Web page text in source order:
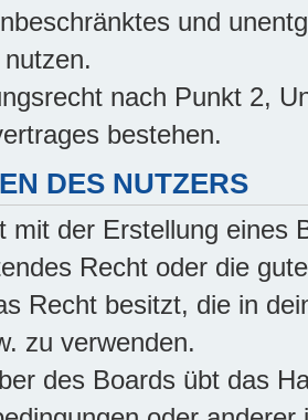
und
nach Punkt 2,
bestehen.
DES NUTZERS
mit der Erstellung eines
Recht oder die
Recht besitzt, die in
zu verwenden.
des Boards übt das